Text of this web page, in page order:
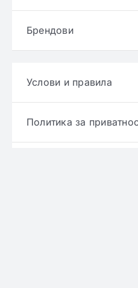
Брендови
Услови и правила
Политика за